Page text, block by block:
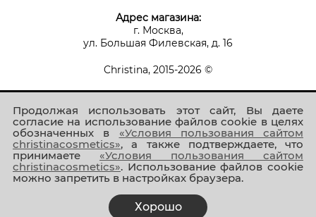
Продолжая использовать этот сайт, Вы даете
согласие на использование файлов cookie в целях
обозначенных в «Условия пользования сайтом
christinacosmetics», а также подтверждаете, что
принимаете «Условия пользования сайтом
christinacosmetics». Использование файлов cookie
можно запретить в настройках браузера.
Хорошо
Адрес магазина:
г. Москва,
ул. Большая Филевская, д. 16
Christina, 2015-2026 ©
Присоединяйтесь к нам!